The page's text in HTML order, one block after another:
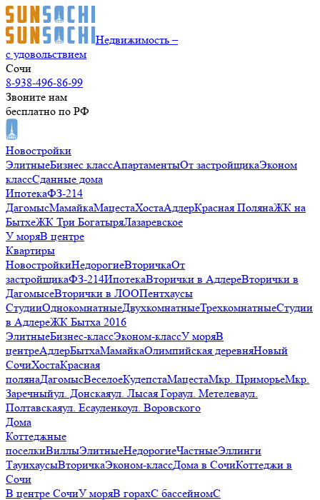
Недвижимость –
с удовольствием
Сочи
8-938-496-86-99
Звоните нам
бесплатно по РФ
Новостройки
ЭлитныеБизнес классАпартаментыОт застройщикаЭконом
классСданные дома
ИпотекаФЗ-214
ДагомысМамайкаМацестаХостаАдлерКрасная ПолянаЖК на
БытхеЖК Три БогатыряЛазаревское
У моряВ центре
Квартиры
НовостройкиНедорогиеВторичкаОт
застройщикаФЗ-214ИпотекаВторички в АдлереВторички в
ДагомысеВторички в ЛООПентхаусы
СтудииОднокомнатныеДвухкомнатныеТрехкомнатныеСтудии
в АдлереЖК Бытха 2016
ЭлитныеБизнес-классЭконом-классУ моряВ
центреАдлерБытхаМамайкаОлимпийская деревняНовый
СочиХостаКрасная
полянаДагомысВеселоеКудепстаМацестаМкр. ПриморьеМкр.
Заречныйул. Донскаяул. Лысая Гораул. Метелеваул.
Полтавскаяул. Есауленкоул. Воровского
Дома
Коттеджные
поселкиВиллыЭлитныеНедорогиеЧастныеЭллинги
ТаунхаусыВторичкаЭконом-классДома в СочиКоттеджи в
Сочи
В центре СочиУ моряВ горахС бассейномС